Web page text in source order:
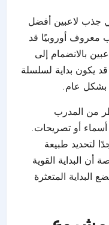
جذب لاعبين أفضل
معروف أوروبيًا قد
بالانضمام إلى
يكون بداية لسلسلة
بشكل عام.
من المدرب
أسماء أو تصريحات.
لتحديد طبيعة
أن البداية القوية
البداية المتعثرة